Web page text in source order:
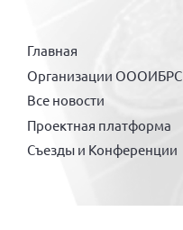
Главная
Организации ОООИБРС
Все новости
Проектная платформа
Съезды и Конференции